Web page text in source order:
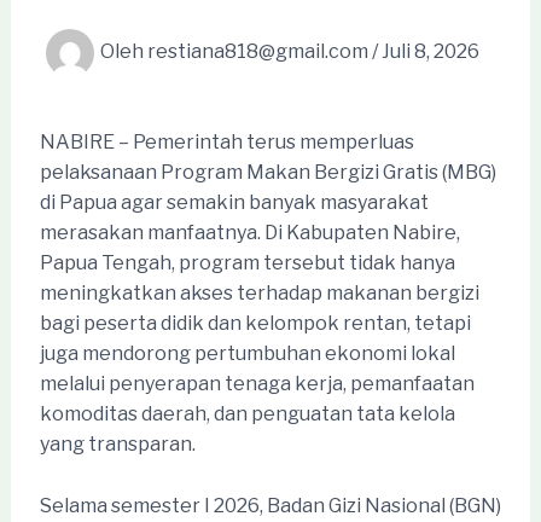
Oleh restiana818@gmail.com /Juli 8, 2026
NABIRE – Pemerintah terus memperluas
pelaksanaan Program Makan Bergizi Gratis (MBG)
di Papua agar semakin banyak masyarakat
merasakan manfaatnya. Di Kabupaten Nabire,
Papua Tengah, program tersebut tidak hanya
meningkatkan akses terhadap makanan bergizi
bagi peserta didik dan kelompok rentan, tetapi
juga mendorong pertumbuhan ekonomi lokal
melalui penyerapan tenaga kerja, pemanfaatan
komoditas daerah, dan penguatan tata kelola
yang transparan.
Selama semester I 2026, Badan Gizi Nasional (BGN)